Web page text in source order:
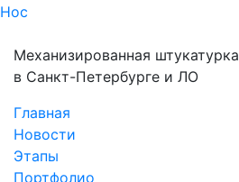
Нос
Механизированная штукатурка
в Санкт-Петербурге и ЛО
Главная
Новости
Этапы
Портфолио